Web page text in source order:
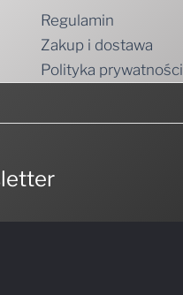
Regulamin
Zakup i dostawa
Polityka prywatności